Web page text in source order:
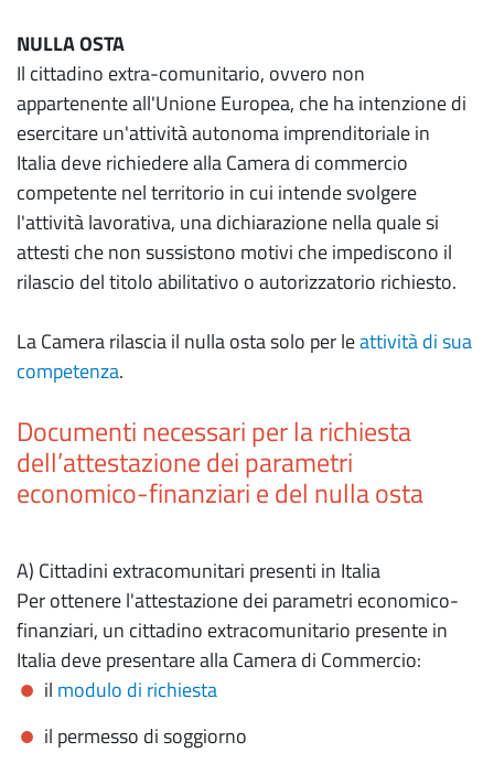
NULLA OSTA
Il cittadino extra-comunitario, ovvero non
appartenente all'Unione Europea, che ha intenzione di
esercitare un'attività autonoma imprenditoriale in
Italia deve richiedere alla Camera di commercio
competente nel territorio in cui intende svolgere
l'attività lavorativa, una dichiarazione nella quale si
attesti che non sussistono motivi che impediscono il
rilascio del titolo abilitativo o autorizzatorio richiesto.
La Camera rilascia il nulla osta solo per leattività di sua
competenza.
Documenti necessari per la richiesta
dell’attestazione dei parametri
economico-finanziari e del nulla osta
A) Cittadini extracomunitari presenti in Italia
Per ottenere l'attestazione dei parametri economico-
finanziari, un cittadino extracomunitario presente in
Italia deve presentare alla Camera di Commercio:
il modulo di richiesta
il permesso di soggiorno